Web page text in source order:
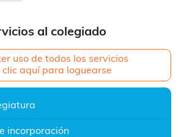
al colegiado
uso de todos los servicios
clic aquí para loguearse
incorporación